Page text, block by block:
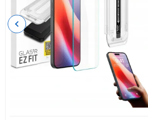
Previous